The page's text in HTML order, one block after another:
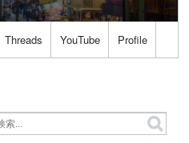
Threads YouTube Profile